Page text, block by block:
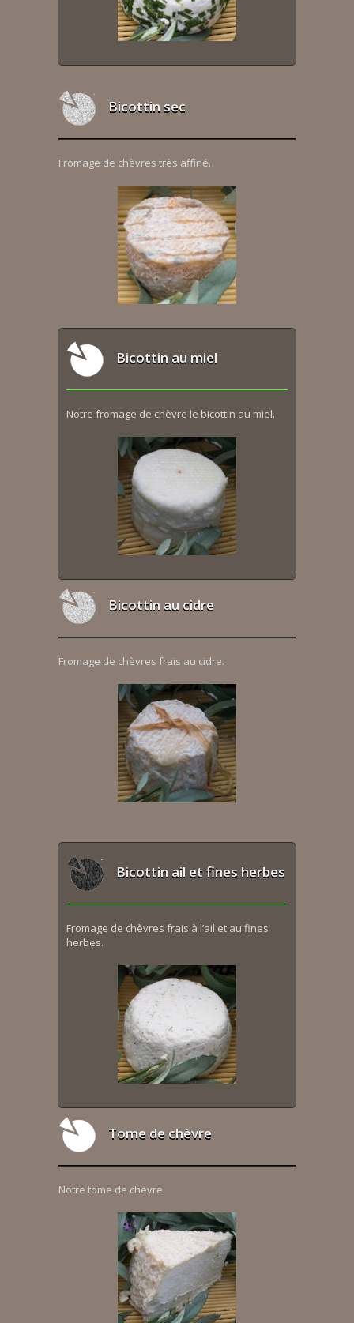
Bicottin sec
Fromage de chèvres très affiné.
Bicottin au miel
Notre fromage de chèvre le bicottin au miel.
Bicottin au cidre
Fromage de chèvres frais au cidre.
Bicottin ail et fines herbes
Fromage de chèvres frais à l’ail et au fines
herbes.
Tome de chèvre
Notre tome de chèvre.